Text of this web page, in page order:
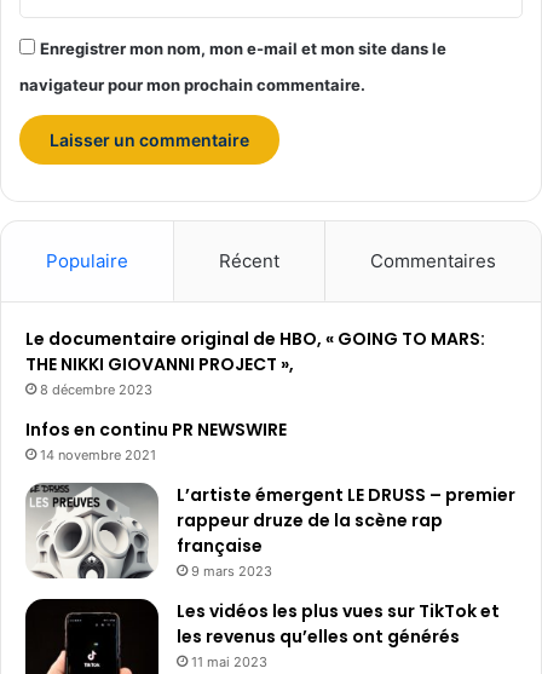
Enregistrer mon nom, mon e-mail et mon site dans le
navigateur pour mon prochain commentaire.
Populaire Récent Commentaires
Le documentaire original de HBO, « GOING TO MARS:
THE NIKKI GIOVANNI PROJECT »,
8 décembre 2023
Infos en continu PR NEWSWIRE
14 novembre 2021
L’artiste émergent LE DRUSS – premier
rappeur druze de la scène rap
française
9 mars 2023
Les vidéos les plus vues sur TikTok et
les revenus qu’elles ont générés
11 mai 2023